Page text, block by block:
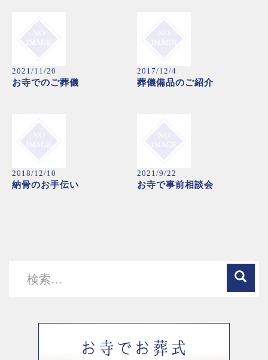
2021/11/20
お寺でのご葬儀
2017/12/4
葬儀備品のご紹介
2018/12/10
納骨のお手伝い
2021/9/22
お寺で事前相談会